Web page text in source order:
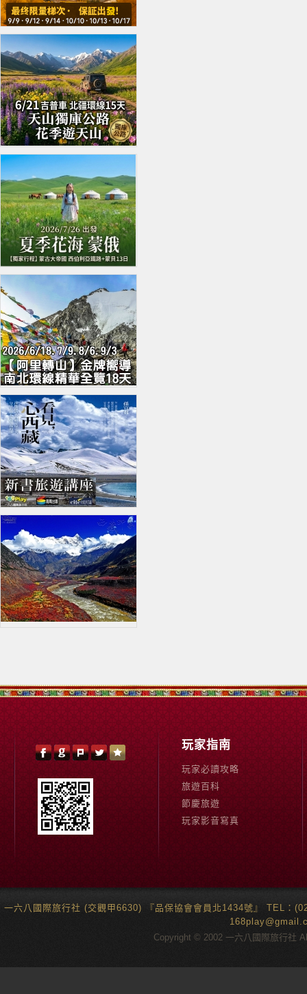
玩家指南
玩家必讀攻略
旅遊百科
節慶旅遊
玩家影音寫真
一六八國際旅行社 (交觀甲6630) 『品保協會會員北1434號』 TEL：
Copyright © 2002 一六八國際旅行社